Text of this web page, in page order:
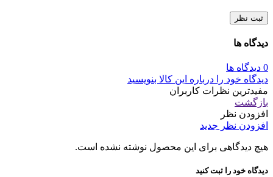
ثبت نظر
دیدگاه ها
0 دیدگاه ها
دیدگاه خود را درباره این کالا بنویسید
مفیدترین نظرات کاربران
بازگشت
افزودن نظر
افزودن نظر جدید
هیچ دیدگاهی برای این محصول نوشته نشده است.
دیدگاه خود را ثبت کنید